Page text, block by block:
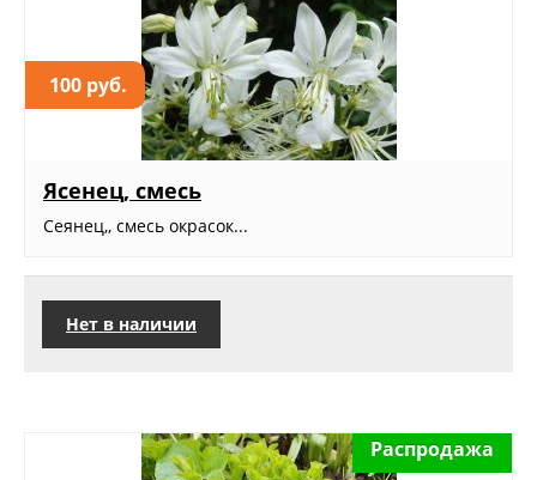
100 руб.
Ясенец, смесь
Сеянец,, смесь окрасок...
Нет в наличии
Распродажа